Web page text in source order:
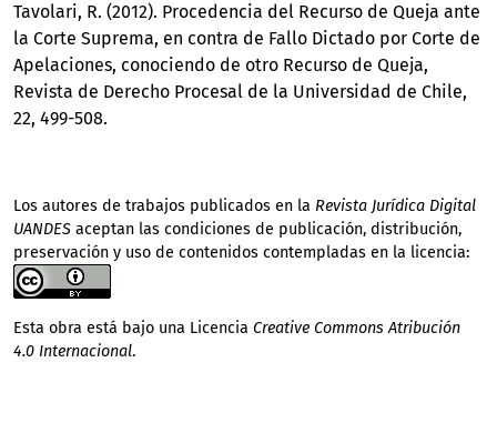
Tavolari, R. (2012). Procedencia del Recurso de Queja ante
la Corte Suprema, en contra de Fallo Dictado por Corte de
Apelaciones, conociendo de otro Recurso de Queja,
Revista de Derecho Procesal de la Universidad de Chile,
22, 499-508.
Los autores de trabajos publicados en la Revista Jurídica Digital
UANDES aceptan las condiciones de publicación, distribución,
preservación y uso de contenidos contempladas en la licencia:
Esta obra está bajo una Licencia Creative Commons Atribución
4.0 Internacional.